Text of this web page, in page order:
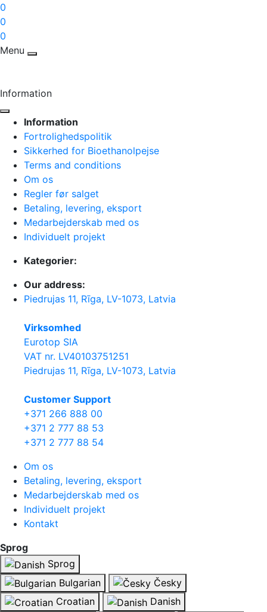
0
0
0
Menu
Information
Information
Fortrolighedspolitik
Sikkerhed for Bioethanolpejse
Terms and conditions
Om os
Regler før salget
Betaling, levering, eksport
Medarbejderskab med os
Individuelt projekt
Kategorier:
Our address:
Piedrujas 11, Rīga, LV-1073, Latvia
Virksomhed
Eurotop SIA
VAT nr. LV40103751251
Piedrujas 11, Rīga, LV-1073, Latvia
Сustomer Support
+371 266 888 00
+371 2 777 88 53
+371 2 777 88 54
Om os
Betaling, levering, eksport
Medarbejderskab med os
Individuelt projekt
Kontakt
Sprog
Sprog
Bulgarian
Česky
Croatian
Danish